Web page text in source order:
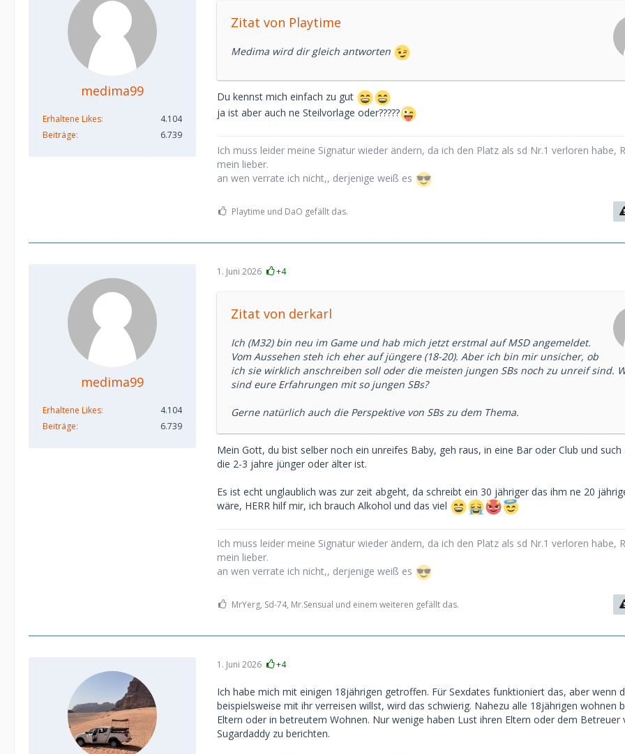
medima99
Erhaltene Likes
4.104
Beiträge
6.739
Zitat von Playtime
Medima wird dir gleich antworten
Du kennst mich einfach zu gut
ja ist aber auch ne Steilvorlage oder?????
Ich muss leider meine Signatur wieder ändern, da ich den Platz als sd Nr.1 verloren habe,
mein lieber.
an wen verrate ich nicht,, derjenige weiß es
Playtime und DaO gefällt das.
medima99
Erhaltene Likes
4.104
Beiträge
6.739
1. Juni 2026 +4
Zitat von derkarl
Ich (M32) bin neu im Game und hab mich jetzt erstmal auf MSD angemeldet.
Vom Aussehen steh ich eher auf jüngere (18-20). Aber ich bin mir unsicher, ob
ich sie wirklich anschreiben soll oder die meisten jungen SBs noch zu unreif sind.
sind eure Erfahrungen mit so jungen SBs?
Gerne natürlich auch die Perspektive von SBs zu dem Thema.
Mein Gott, du bist selber noch ein unreifes Baby, geh raus, in eine Bar oder Club und such
die 2-3 jahre jünger oder älter ist.
Es ist echt unglaublich was zur zeit abgeht, da schreibt ein 30 jähriger das ihm ne 20
wäre, HERR hilf mir, ich brauch Alkohol und das viel
Ich muss leider meine Signatur wieder ändern, da ich den Platz als sd Nr.1 verloren habe,
mein lieber.
an wen verrate ich nicht,, derjenige weiß es
MrYerg, Sd-74, Mr.Sensual und einem weiteren gefällt das.
1. Juni 2026 +4
Ich habe mich mit einigen 18jährigen getroffen. Für Sexdates funktioniert das, aber wenn
beispielsweise mit ihr verreisen willst, wird das schwierig. Nahezu alle 18jährigen wohnen
Eltern oder in betreutem Wohnen. Nur wenige haben Lust ihren Eltern oder dem Betreuer
Sugardaddy zu berichten.